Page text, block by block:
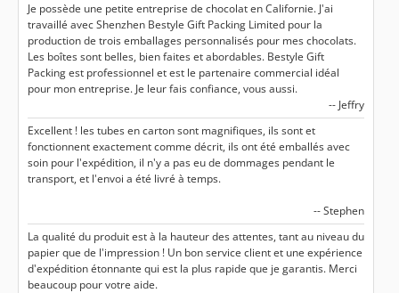
Je possède une petite entreprise de chocolat en Californie. J'ai
travaillé avec Shenzhen Bestyle Gift Packing Limited pour la
production de trois emballages personnalisés pour mes chocolats.
Les boîtes sont belles, bien faites et abordables. Bestyle Gift
Packing est professionnel et est le partenaire commercial idéal
pour mon entreprise. Je leur fais confiance, vous aussi.
-- Jeffry
Excellent ! les tubes en carton sont magnifiques, ils sont et
fonctionnent exactement comme décrit, ils ont été emballés avec
soin pour l'expédition, il n'y a pas eu de dommages pendant le
transport, et l'envoi a été livré à temps.
-- Stephen
La qualité du produit est à la hauteur des attentes, tant au niveau du
papier que de l'impression ! Un bon service client et une expérience
d'expédition étonnante qui est la plus rapide que je garantis. Merci
beaucoup pour votre aide.